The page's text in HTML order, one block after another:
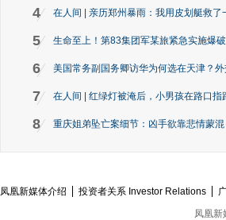
4 在人间 | 亲历郑州暴雨：我用皮划艇救了
5 生命至上！第83集团军某旅紧急实施爆
6 美国常务副国务卿访华为何选在天津？
7 在人间 | 红绿灯被淹后，小男孩在路口指
8 重庆姐弟坠亡案细节：凶手欲靠悲情蒙
凤凰新媒体介绍 投资者关系 Investor Relations
凤凰新